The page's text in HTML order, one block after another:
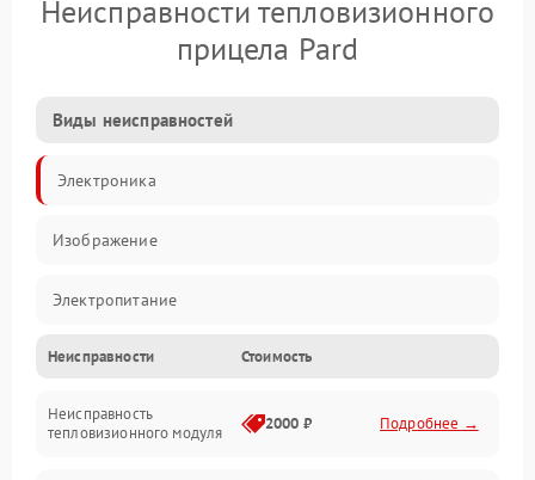
Неисправности тепловизионного
прицела Pard
Виды неисправностей
Электроника
Изображение
Электропитание
Измерения
Матрица
Неисправности Стоимость
Неисправность
тепловизионного модуля
2000 ₽ Подробнее →